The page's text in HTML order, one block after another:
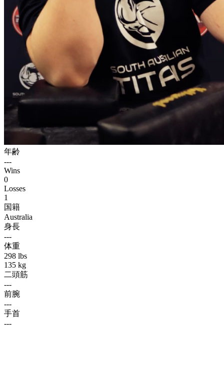
年齢
---
Wins
0
Losses
1
国籍
Australia
身長
---
体重
298 lbs
135 kg
二頭筋
---
前腕
---
手首
---